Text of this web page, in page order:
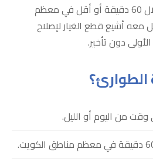
نهدف إلى الوصول إليك خلال 60 دقيقة أو أقل في معظم
معه أشيع قطع الغيار لإصلاح
دون تأخير.
من اليوم أو الليل.